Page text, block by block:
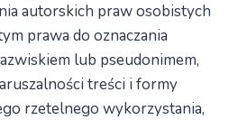
autorskich praw osobistych
prawa do oznaczania
lub pseudonimem,
treści i formy
rzetelnego wykorzystania,